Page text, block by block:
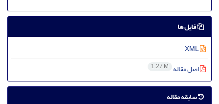
فایل ها
اصل مقاله 1.27 M
سابقه مقاله